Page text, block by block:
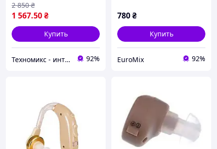
1 567.50₴
2 850 ₴
Купить
Техномикс - интернет - магазин качественной техники, электроники и других товаров для дома и работы 92%
780₴
Купить
EuroMix 92%